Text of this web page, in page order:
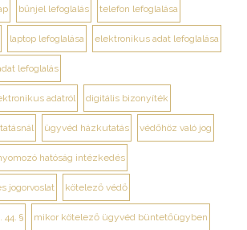
bűnjel lefoglalás telefon lefoglalása
laptop lefoglalása elektronikus adat lefoglalása
lefoglalás
adatról digitális bizonyíték
ügyvéd házkutatás védőhöz való jog
hatóság intézkedés
jogorvoslat kötelező védő
§ mikor kötelező ügyvéd büntetőügyben